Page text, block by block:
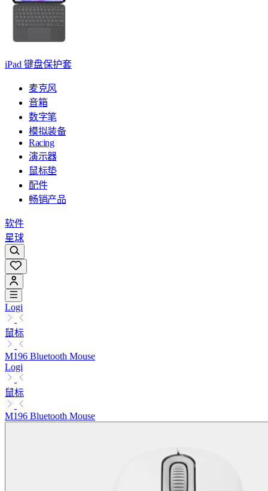
iPad 键盘保护套
麦克风
音箱
数字笔
模拟装备
Racing
演示器
鼠标垫
配件
畅销产品
软件
星球
Logi
鼠标
M196 Bluetooth Mouse
Logi
鼠标
M196 Bluetooth Mouse